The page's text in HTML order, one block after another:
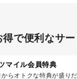
得で便利なサー
マイル会員特典
からオトクな特典が盛り